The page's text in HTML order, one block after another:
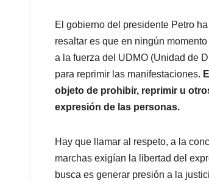
El gobierno del presidente Petro
resaltar es que en ningún
a la fuerza del UDMO (Unidad de
para reprimir las manifestaciones.
objeto de prohibir, reprimir u
expresión de las personas.
Hay que llamar al respeto, a la
marchas exigían la libertad del
busca es generar presión a la